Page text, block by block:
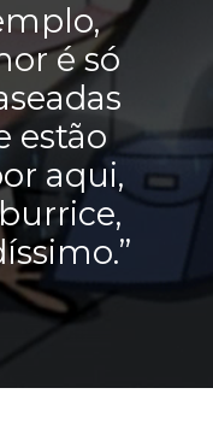
é só
estão
aqui,